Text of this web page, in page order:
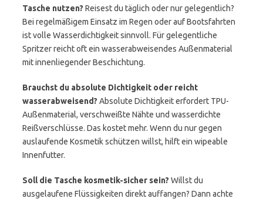
Tasche nutzen? Reisest du täglich oder nur gelegentlich?
Bei regelmäßigem Einsatz im Regen oder auf Bootsfahrten
ist volle Wasserdichtigkeit sinnvoll. Für gelegentliche
Spritzer reicht oft ein wasserabweisendes Außenmaterial
mit innenliegender Beschichtung.
Brauchst du absolute Dichtigkeit oder reicht
wasserabweisend? Absolute Dichtigkeit erfordert TPU-
Außenmaterial, verschweißte Nähte und wasserdichte
Reißverschlüsse. Das kostet mehr. Wenn du nur gegen
auslaufende Kosmetik schützen willst, hilft ein wipeable
Innenfutter.
Soll die Tasche kosmetik-sicher sein? Willst du
ausgelaufene Flüssigkeiten direkt auffangen? Dann achte